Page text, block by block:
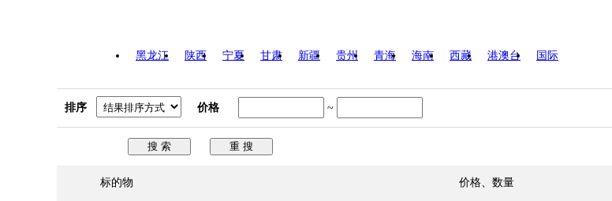
黑龙江 陕西 宁夏 甘肃 新疆 贵州 青海 海南 西藏 港澳台 国际
排序 价格 ~
标的物 价格、数量